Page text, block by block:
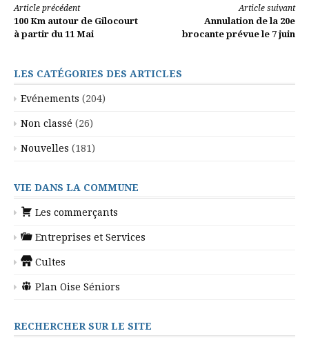
Lire
la
suite
Article précédent
100 Km autour de Gilocourt
à partir du 11 Mai
Article suivant
Annulation de la 20e
brocante prévue le 7 juin
LES CATÉGORIES DES ARTICLES
Evénements (204)
Non classé (26)
Nouvelles (181)
VIE DANS LA COMMUNE
Les commerçants
Entreprises et Services
Cultes
Plan Oise Séniors
RECHERCHER SUR LE SITE